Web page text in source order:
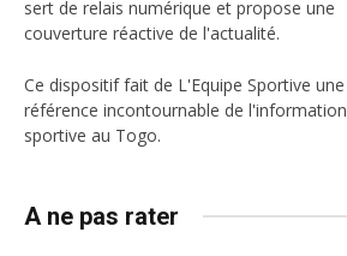
sert de relais numérique et propose une
couverture réactive de l'actualité.
Ce dispositif fait de L'Equipe Sportive une
référence incontournable de l'information
sportive au Togo.
A ne pas rater